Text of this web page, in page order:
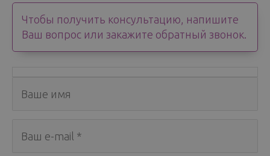
Чтобы получить консультацию, напишите
Ваш вопрос или закажите обратный звонок.